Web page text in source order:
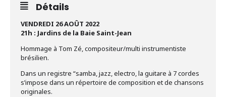
Détails
VENDREDI 26 AOÛT 2022
21h : Jardins de la Baie Saint-Jean
Hommage à Tom Zé, compositeur/multi instrumentiste
brésilien.
Dans un registre “samba, jazz, electro, la guitare à 7 cordes
s’impose dans un répertoire de composition et de chansons
originales.